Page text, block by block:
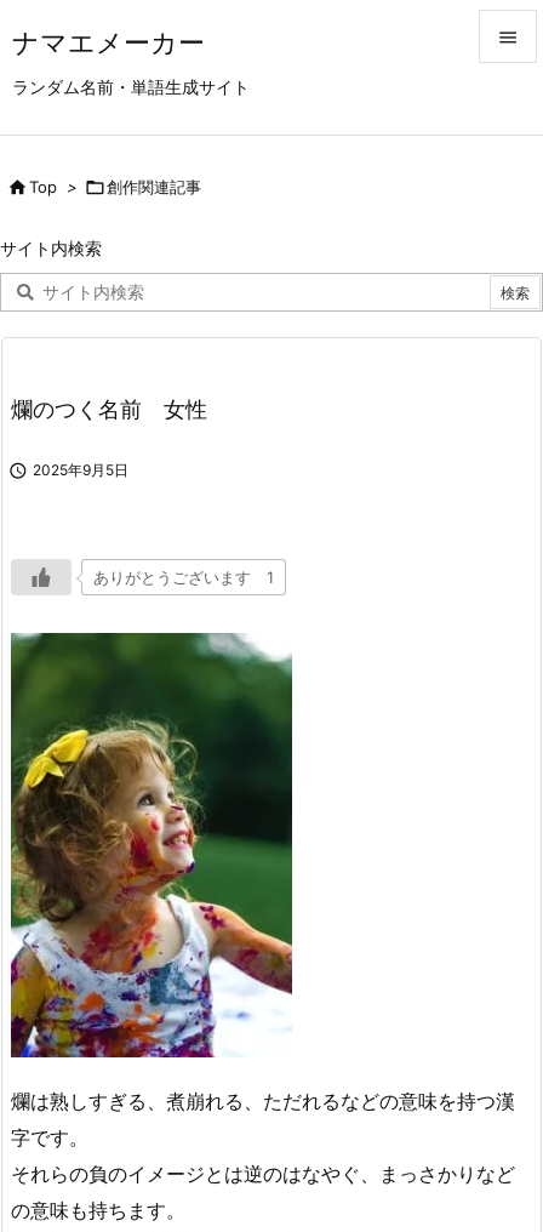
ナマエメーカー
ランダム名前・単語生成サイト


次へ

Top > 創作関連記事
サイト内検索
爛のつく名前 女性
 2025年9月5日
ありがとうございます 1
爛は熟しすぎる、煮崩れる、ただれるなどの意味を持つ漢
字です。
それらの負のイメージとは逆のはなやぐ、まっさかりなど
の意味も持ちます。